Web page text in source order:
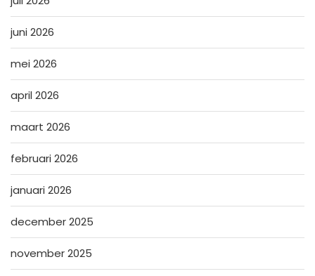
juni 2026
mei 2026
april 2026
maart 2026
februari 2026
januari 2026
december 2025
november 2025